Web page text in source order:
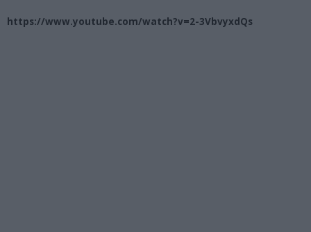
https://www.youtube.com/watch?v=2-3VbvyxdQs